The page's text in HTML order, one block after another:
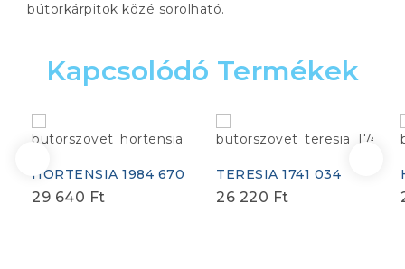
bútorkárpitok közé sorolható.
Kapcsolódó Termékek
HORTENSIA 1984 670
29 640 Ft
TERESIA 1741 034
26 220 Ft